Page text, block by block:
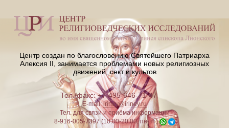
Центр создан по благословению Святейшего Патриарха
Алексия II, занимается проблемами новых религиозных
движений, сект и культов
Тел./факс: +7-495-646-71-47
E-mail:iriney@iriney.ru
Тел. для связи и приёма информации
8-916-005-7397 (10:00-20:00, пн-пт)